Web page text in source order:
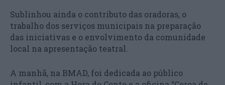
Sublinhou ainda o contributo das oradoras, o
trabalho dos serviços municipais na preparação
das iniciativas e o envolvimento da comunidade
local na apresentação teatral.
A manhã, na BMAD, foi dedicada ao público